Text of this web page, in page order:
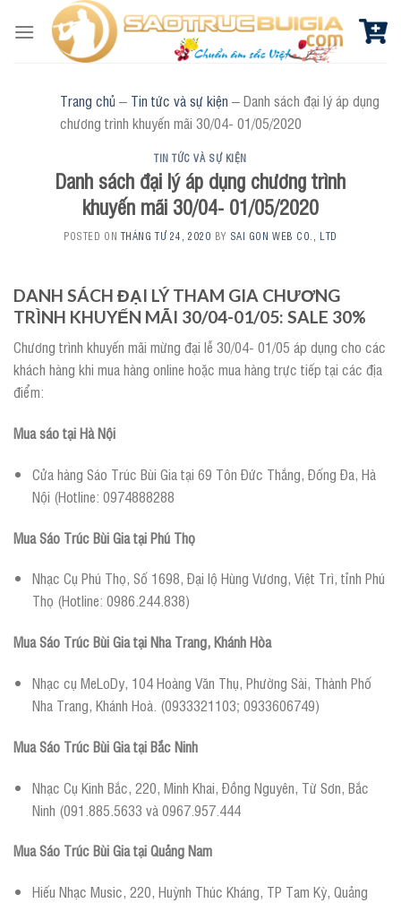
Trang chủ – Tin tức và sự kiện –Danh sách đại lý áp dụng
chương trình khuyến mãi 30/04- 01/05/2020
TIN TỨC VÀ SỰ KIỆN
Danh sách đại lý áp dụng chương trình
khuyến mãi 30/04- 01/05/2020
POSTED ON THÁNG TƯ 24, 2020 BY SAI GON WEB CO., LTD
DANH SÁCH ĐẠI LÝ THAM GIA CHƯƠNG
TRÌNH KHUYẾN MÃI 30/04-01/05: SALE 30%
Chương trình khuyến mãi mừng đại lễ 30/04- 01/05 áp dụng cho các
khách hàng khi mua hàng online hoặc mua hàng trực tiếp tại các địa
điểm:
Mua sáo tại Hà Nội
Cửa hàng Sáo Trúc Bùi Gia tại 69 Tôn Đức Thắng, Đống Đa, Hà
Nội (Hotline: 0974888288
Mua Sáo Trúc Bùi Gia tại Phú Thọ
Nhạc Cụ Phú Thọ, Số 1698, Đại lộ Hùng Vương, Việt Trì, tỉnh Phú
Thọ (Hotline: 0986.244.838)
Mua Sáo Trúc Bùi Gia tại Nha Trang, Khánh Hòa
Nhạc cụ MeLoDy, 104 Hoàng Văn Thụ, Phường Sài, Thành Phố
Nha Trang, Khánh Hoà. (0933321103; 0933606749)
Mua Sáo Trúc Bùi Gia tại Bắc Ninh
Nhạc Cụ Kinh Bắc, 220, Minh Khai, Đồng Nguyên, Từ Sơn, Bắc
Ninh (091.885.5633 và 0967.957.444
Mua Sáo Trúc Bùi Gia tại Quảng Nam
Hiếu Nhạc Music, 220, Huỳnh Thúc Kháng, TP Tam Kỳ, Quảng